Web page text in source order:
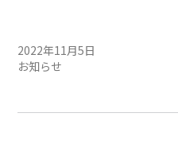
2022年11月5日
お知らせ